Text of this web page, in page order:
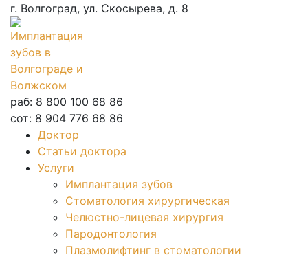
г. Волгоград, ул. Скосырева, д. 8
раб: 8 800 100 68 86
сот: 8 904 776 68 86
Доктор
Статьи доктора
Услуги
Имплантация зубов
Стоматология хирургическая
Челюстно-лицевая хирургия
Пародонтология
Плазмолифтинг в стоматологии